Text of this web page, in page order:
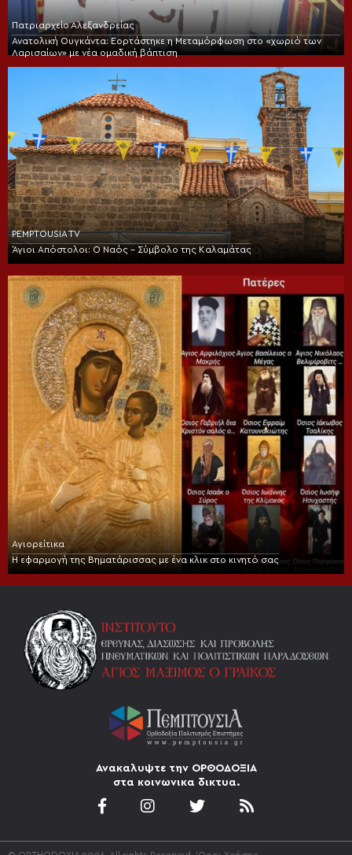
Πατριαρχείο Αλεξανδρείας
Ανατολική Ουγκάντα: Εορτάστηκε η Μεταμόρφωση στο «χωριό των
Λαρισαίων» με νέα ομαδική βάπτιση
PEMPTOUSIA TV
Άγιοι Απόστολοι: Ο Ναός – Σύμβολο της Καλαμάτας
Αγιορείτικα
Η εφαρμογή της Βηματάρισσας με ένα κλικ στο κινητό σας
Ανακαλυψτε την ΟΡΘΟΔΟΞΙΑ
στα κοινωνικα δικτυα.